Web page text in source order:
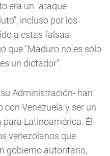
era un "ataque
incluso por los
a estas falsas
que "Maduro no es sólo
un dictador".
Administración- han
Venezuela y ser un
Latinoamérica. Él
venezolanos que
gobierno autoritario,